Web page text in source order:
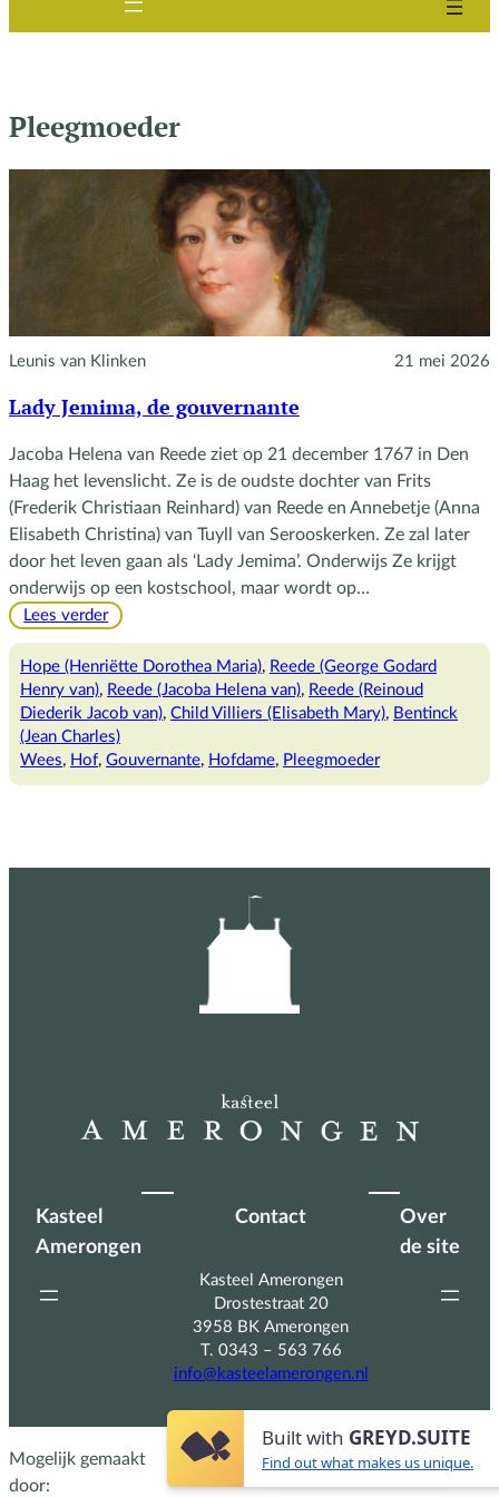
Built with GREYD.SUITE
Find out what makes us unique.
Pleegmoeder
Leunis van Klinken 21 mei 2026
Lady Jemima, de gouvernante
Jacoba Helena van Reede ziet op 21 december 1767 in Den
Haag het levenslicht. Ze is de oudste dochter van Frits
(Frederik Christiaan Reinhard) van Reede en Annebetje (Anna
Elisabeth Christina) van Tuyll van Serooskerken. Ze zal later
door het leven gaan als ‘Lady Jemima’. Onderwijs Ze krijgt
onderwijs op een kostschool, maar wordt op…
Lees verder:
Jemima,
de
gouvernante
Hope (Henriëtte Dorothea Maria), Reede (George Godard
Henry van), Reede (Jacoba Helena van), Reede (Reinoud
Diederik Jacob van), Child Villiers (Elisabeth Mary), Bentinck
(Jean Charles)
Wees, Hof, Gouvernante, Hofdame, Pleegmoeder
Kasteel
Amerongen
Contact
Kasteel Amerongen
Drostestraat 20
3958 BK Amerongen
T. 0343 – 563 766
info@kasteelamerongen.nl
Over
de site
Mogelijk gemaakt
door: